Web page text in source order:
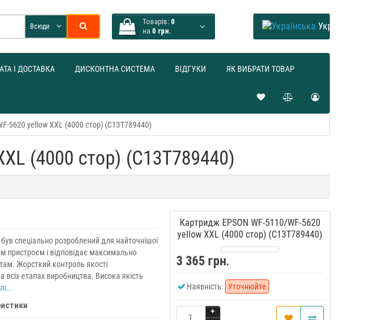
Товарів: 0
на 0 грн.
Всюди Українська
І ДОСТАВКА ДИСКОНТНА СИСТЕМА ВІДГУКИ ЯК ВИБРАТИ ТОВАР
5620 yellow XXL (4000 стор) (C13T789440)
(4000 стор) (C13T789440)
спеціально розроблений для найточнішої
пристроєм і відповідає максимально
Жорсткий контроль якості
всіх етапах виробництва. Висока якість
Картридж EPSON WF-5110/WF-5620
yellow XXL (4000 стор) (C13T789440)
3 365 грн.
Наявність: Уточнюйте